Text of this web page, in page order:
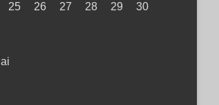
25 26 27 28 29
30